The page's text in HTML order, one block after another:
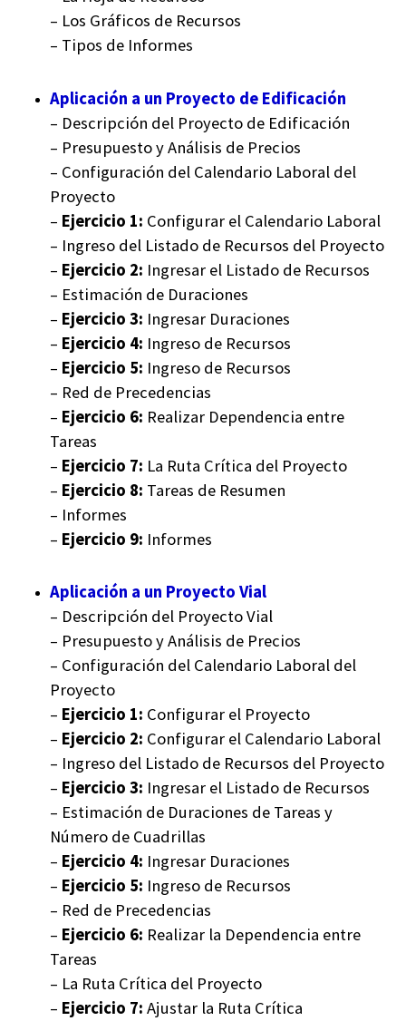
– Los Gráficos de Recursos
– Tipos de Informes
Aplicación a un Proyecto de Edificación
– Descripción del Proyecto de Edificación
– Presupuesto y Análisis de Precios
– Configuración del Calendario Laboral del
Proyecto
– Ejercicio 1: Configurar el Calendario Laboral
– Ingreso del Listado de Recursos del Proyecto
– Ejercicio 2: Ingresar el Listado de Recursos
– Estimación de Duraciones
– Ejercicio 3: Ingresar Duraciones
– Ejercicio 4: Ingreso de Recursos
– Ejercicio 5: Ingreso de Recursos
– Red de Precedencias
– Ejercicio 6: Realizar Dependencia entre
Tareas
– Ejercicio 7: La Ruta Crítica del Proyecto
– Ejercicio 8: Tareas de Resumen
– Informes
– Ejercicio 9: Informes
Aplicación a un Proyecto Vial
– Descripción del Proyecto Vial
– Presupuesto y Análisis de Precios
– Configuración del Calendario Laboral del
Proyecto
– Ejercicio 1: Configurar el Proyecto
– Ejercicio 2: Configurar el Calendario Laboral
– Ingreso del Listado de Recursos del Proyecto
– Ejercicio 3: Ingresar el Listado de Recursos
– Estimación de Duraciones de Tareas y
Número de Cuadrillas
– Ejercicio 4: Ingresar Duraciones
– Ejercicio 5: Ingreso de Recursos
– Red de Precedencias
– Ejercicio 6: Realizar la Dependencia entre
Tareas
– La Ruta Crítica del Proyecto
– Ejercicio 7: Ajustar la Ruta Crítica